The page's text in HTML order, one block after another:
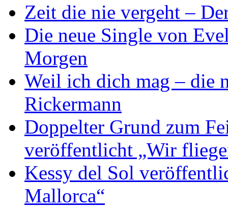
Zeit die nie vergeht –
Die neue Single von
Morgen
Weil ich dich mag – die
Rickermann
Doppelter Grund zum
veröffentlicht „Wir
Kessy del Sol
Mallorca“